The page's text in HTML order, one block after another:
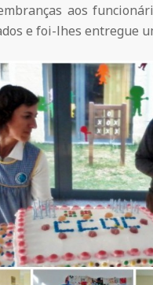
aos
e foi-lhes entregue